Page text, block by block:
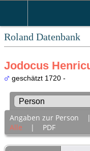
Roland Datenbank
Jodocus
geschätzt 1720 -
Angaben zur Person
Alle | PDF